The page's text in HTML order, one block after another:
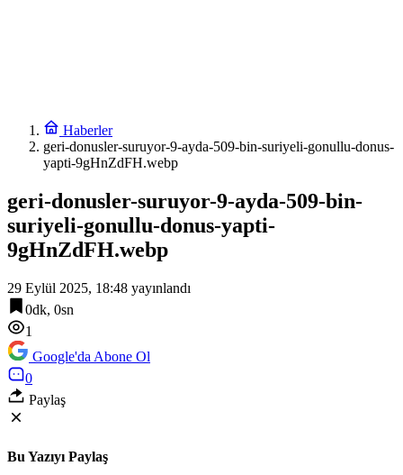
Haberler
geri-donusler-suruyor-9-ayda-509-bin-suriyeli-gonullu-donus-
yapti-9gHnZdFH.webp
geri-donusler-suruyor-9-ayda-509-bin-
suriyeli-gonullu-donus-yapti-
9gHnZdFH.webp
29 Eylül 2025, 18:48 yayınlandı
0dk, 0sn
1
Google'da Abone Ol
0
Paylaş
Bu Yazıyı Paylaş